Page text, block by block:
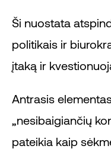
Ši nuostata
politikais ir
įtaką ir
Antrasis
„nesibaigiančių
pateikia kaip